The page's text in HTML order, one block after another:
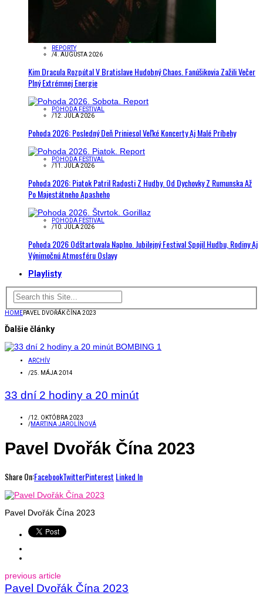
REPORTY
/4. AUGUSTA 2026
Kim Dracula Rozpútal V Bratislave Hudobný Chaos. Fanúšikovia Zažili Večer
Plný Extrémnej Energie
POHODA FESTIVAL
/12. JÚLA 2026
Pohoda 2026: Posledný Deň Priniesol Veľké Koncerty Aj Malé Príbehy
POHODA FESTIVAL
/11. JÚLA 2026
Pohoda 2026: Piatok Patril Radosti Z Hudby. Od Dychovky Z Rumunska Až
Po Majestátneho Apasheho
POHODA FESTIVAL
/10. JÚLA 2026
Pohoda 2026 Odštartovala Naplno. Jubilejný Festival Spojil Hudbu, Rodiny Aj
Výnimočnú Atmosféru Oslavy
Playlisty
HOMEPAVEL DVOŘÁK ČÍNA 2023
Ďalšie články
ARCHÍV
/25. MÁJA 2014
33 dní 2 hodiny a 20 minút
/12. OKTÓBRA 2023
/MARTINA JAROLÍNOVÁ
Pavel Dvořák Čína 2023
Share On:FacebookTwitterPinterest Linked In
Pavel Dvořák Čína 2023
previous article
Pavel Dvořák Čína 2023